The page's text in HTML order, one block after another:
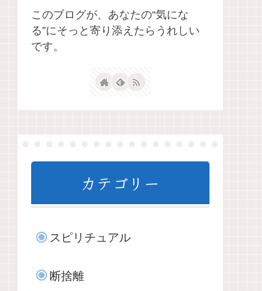
このブログが、あなたの“気にな
る”にそっと寄り添えたらうれしい
です。
カテゴリー
スピリチュアル
断捨離